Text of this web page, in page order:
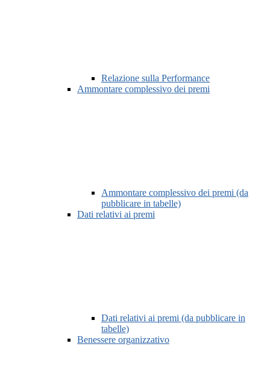
Relazione sulla Performance
Ammontare complessivo dei premi
Ammontare complessivo dei premi (da
pubblicare in tabelle)
Dati relativi ai premi
Dati relativi ai premi (da pubblicare in
tabelle)
Benessere organizzativo